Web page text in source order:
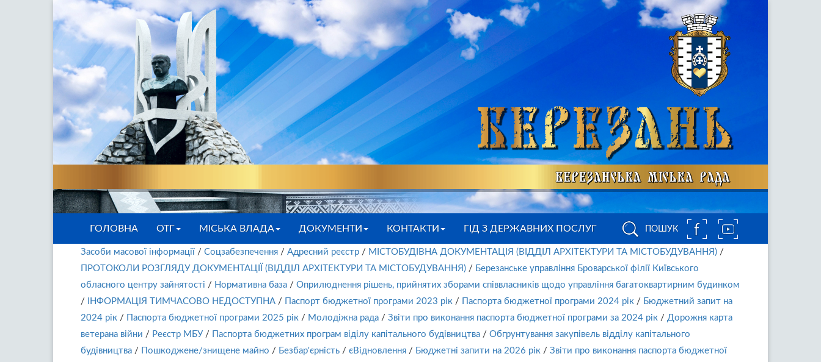
ПОШУК
ГОЛОВНА ОТГ МІСЬКА ВЛАДА ДОКУМЕНТИ КОНТАКТИ ГІД З ДЕРЖАВНИХ ПОСЛУГ
Засоби масової інформації / Соцзабезпечення / Адресний реєстр / МІСТОБУДІВНА ДОКУМЕНТАЦІЯ (ВІДДІЛ АРХІТЕКТУРИ ТА МІСТОБУДУВАННЯ) /
ПРОТОКОЛИ РОЗГЛЯДУ ДОКУМЕНТАЦІЇ (ВІДДІЛ АРХІТЕКТУРИ ТА МІСТОБУДУВАННЯ) / Березанське управління Броварської філії Київського
обласного центру зайнятості / Нормативна база / Оприлюднення рішень, прийнятих зборами співвласників щодо управління багатоквартирним будинком
/
ІНФОРМАЦІЯ ТИМЧАСОВО НЕДОСТУПНА / Паспорт бюджетної програми 2023 рік / Паспорта бюджетної програми 2024 рік / Бюджетний запит на
2024 рік / Паспорта бюджетної програми 2025 рік / Молодіжна рада / Звіти про виконання паспорта бюджетної програми за 2024 рік / Дорожня карта
ветерана війни / Реєстр МБУ / Паспорта бюджетних програм віділу капітального будівництва / Обгрунтування закупівель відділу капітального
будівництва / Пошкоджене/знищене майно / Безбар'єрність / єВідновлення / Бюджетні запити на 2026 рік / Звіти про виконання паспорта бюджетної